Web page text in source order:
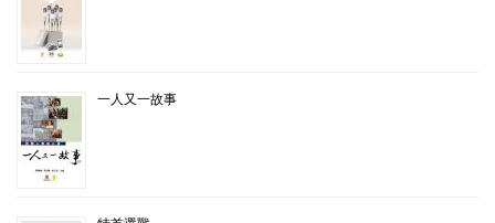
一人又一故事